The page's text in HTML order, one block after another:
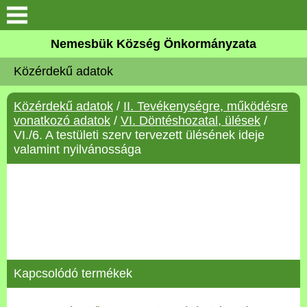
Keresés
Önkormányzat
Közös Önkormányzati
Hivatal
Zalaköveskút
Versenyképes Járások
Program
Nemesbük Község Önkormányzata
Közérdekű adatok
Közérdekű adatok / II. Tevékenységre, működésre
vonatkozó adatok / VI. Döntéshozatal, ülések /
VI./6. A testületi szerv tervezett ülésének ideje
valamint nyilvánossága
Kapcsolódó termékek